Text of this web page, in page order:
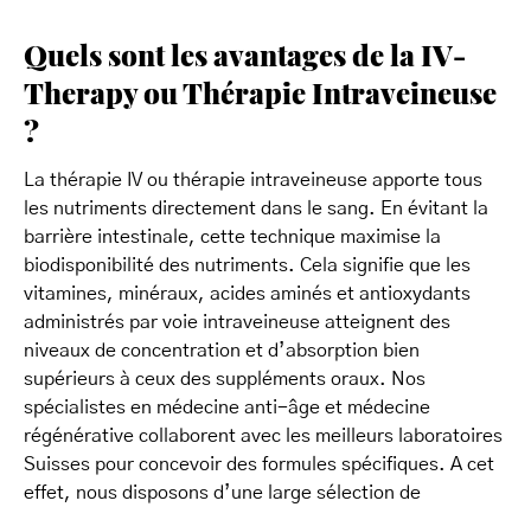
Quels sont les avantages de la IV-
Therapy ou Thérapie Intraveineuse
?
La thérapie IV ou thérapie intraveineuse apporte tous
les nutriments directement dans le sang. En évitant la
barrière intestinale, cette technique maximise la
biodisponibilité des nutriments. Cela signifie que les
vitamines, minéraux, acides aminés et antioxydants
administrés par voie intraveineuse atteignent des
niveaux de concentration et d’absorption bien
supérieurs à ceux des suppléments oraux. Nos
spécialistes en médecine anti-âge et médecine
régénérative collaborent avec les meilleurs laboratoires
Suisses pour concevoir des formules spécifiques. A cet
effet, nous disposons d’une large sélection de